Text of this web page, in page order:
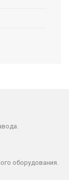
оборудования.